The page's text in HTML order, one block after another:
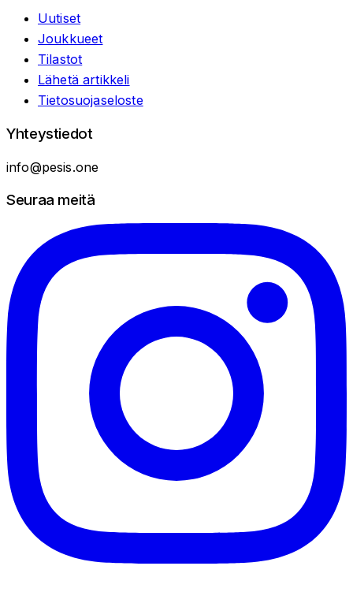
Uutiset
Joukkueet
Tilastot
Lähetä artikkeli
Tietosuojaseloste
Yhteystiedot
info@pesis.one
Seuraa meitä